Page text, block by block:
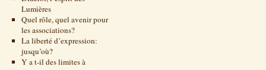
Lumières
Quel rôle, quel avenir pour
les associations?
La liberté d’expression:
jusqu’où?
Y a t-il des limites à